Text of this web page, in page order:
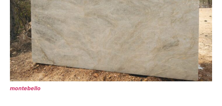
montebello